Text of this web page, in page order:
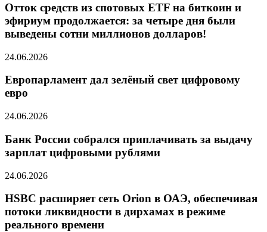
Отток средств из спотовых ETF на биткоин и
эфириум продолжается: за четыре дня были
выведены сотни миллионов долларов!
24.06.2026
Европарламент дал зелёный свет цифровому
евро
24.06.2026
Банк России собрался приплачивать за выдачу
зарплат цифровыми рублями
24.06.2026
HSBC расширяет сеть Orion в ОАЭ, обеспечивая
потоки ликвидности в дирхамах в режиме
реального времени